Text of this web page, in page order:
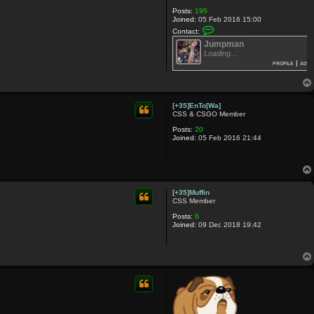
Posts: 195
Joined: 05 Feb 2016 15:00
Contact:
o
n
t
c
+
3
5
u
Jumpman
Loading…
profile | add
[+35]EnTo[Wa]
CSS & CSGO Member
Posts: 20
Joined: 05 Feb 2016 21:44
[+35]Muffin
CSS Member
Posts: 6
Joined: 09 Dec 2018 19:42